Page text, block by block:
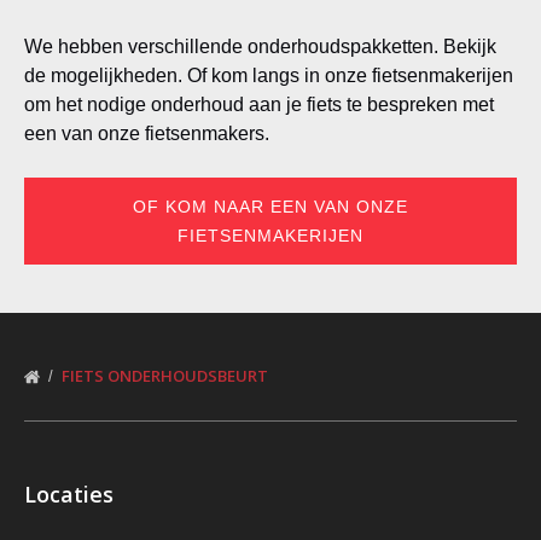
We hebben verschillende onderhoudspakketten. Bekijk
de mogelijkheden. Of kom langs in onze fietsenmakerijen
om het nodige onderhoud aan je fiets te bespreken met
een van onze fietsenmakers.
OF KOM NAAR EEN VAN ONZE
FIETSENMAKERIJEN
FIETS ONDERHOUDSBEURT
Locaties